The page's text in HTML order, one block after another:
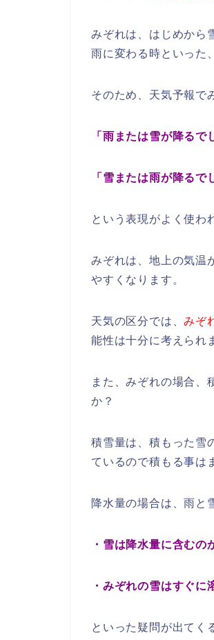
みぞれは、はじめから
雨に変わる時といった
そのため、天気予報で
「雨または雪が降るで
「雪または雨が降るで
という表現がよく使わ
みぞれは、地上の気
やすくなります。
天気の区分では、みぞ
能性は十分に考えられ
また、みぞれの場合、
か？
積雪量は、積もった雪
ているので積もる事は
降水量の場合は、雨と
・雪は降水量に含むの
・みぞれの雪はすぐに
といった疑問が出てく